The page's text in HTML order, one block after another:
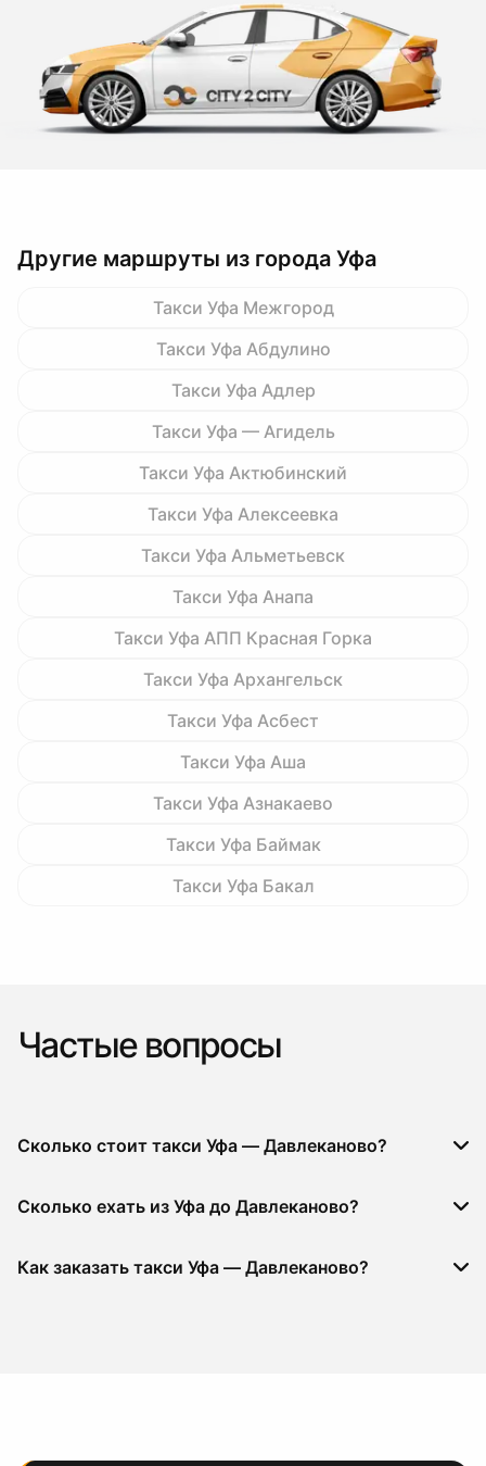
Другие маршруты из города Уфа
Такси Уфа Межгород
Такси Уфа Абдулино
Такси Уфа Адлер
Такси Уфа — Агидель
Такси Уфа Актюбинский
Такси Уфа Алексеевка
Такси Уфа Альметьевск
Такси Уфа Анапа
Такси Уфа АПП Красная Горка
Такси Уфа Архангельск
Такси Уфа Асбест
Такси Уфа Аша
Такси Уфа Азнакаево
Такси Уфа Баймак
Такси Уфа Бакал
Частые вопросы
Сколько стоит такси Уфа — Давлеканово?
Сколько ехать из Уфа до Давлеканово?
Как заказать такси Уфа — Давлеканово?